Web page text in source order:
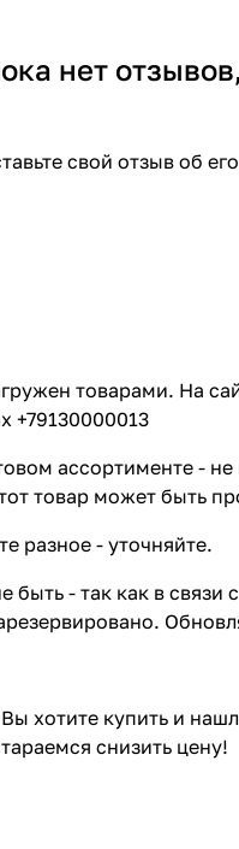
нет
свой отзыв об
товарами. На
+79130000013
ассортименте -
товар может быть
разное - уточняйте.
быть - так как в
хотите купить и
снизить цену!